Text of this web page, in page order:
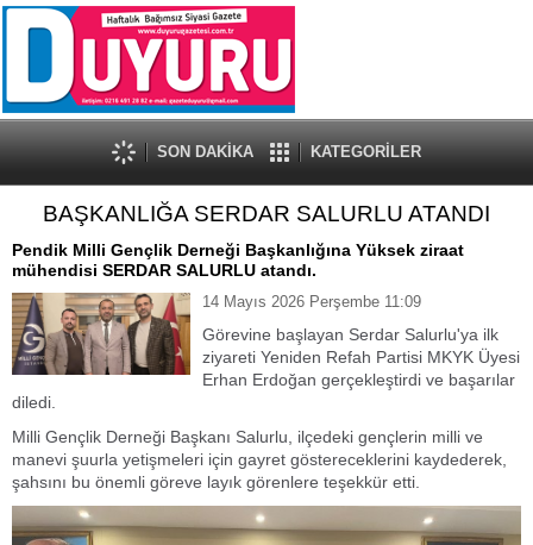
SON DAKİKA KATEGORİLER
BAŞKANLIĞA SERDAR SALURLU ATANDI
Pendik Milli Gençlik Derneği Başkanlığına Yüksek ziraat
mühendisi SERDAR SALURLU atandı.
14 Mayıs 2026 Perşembe 11:09
Görevine başlayan Serdar Salurlu'ya ilk
ziyareti Yeniden Refah Partisi MKYK Üyesi
Erhan Erdoğan gerçekleştirdi ve başarılar
diledi.
Milli Gençlik Derneği Başkanı Salurlu, ilçedeki gençlerin milli ve
manevi şuurla yetişmeleri için gayret göstereceklerini kaydederek,
şahsını bu önemli göreve layık görenlere teşekkür etti.